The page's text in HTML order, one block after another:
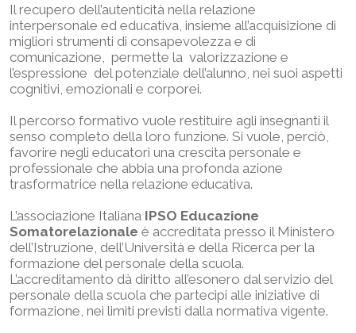
Il recupero dell’autenticità nella relazione
interpersonale ed educativa, insieme all’acquisizione di
migliori strumenti di consapevolezza e di
comunicazione, permette la valorizzazione e
l’espressione del potenziale dell’alunno, nei suoi aspetti
cognitivi, emozionali e corporei.
Il percorso formativo vuole restituire agli insegnanti il
senso completo della loro funzione. Si vuole, perciò,
favorire negli educatori una crescita personale e
professionale che abbia una profonda azione
trasformatrice nella relazione educativa.
L’associazione Italiana IPSO Educazione
Somatorelazionale è accreditata presso il Ministero
dell’Istruzione, dell’Università e della Ricerca per la
formazione del personale della scuola.
L’accreditamento dà diritto all’esonero dal servizio del
personale della scuola che partecipi alle iniziative di
formazione, nei limiti previsti dalla normativa vigente.